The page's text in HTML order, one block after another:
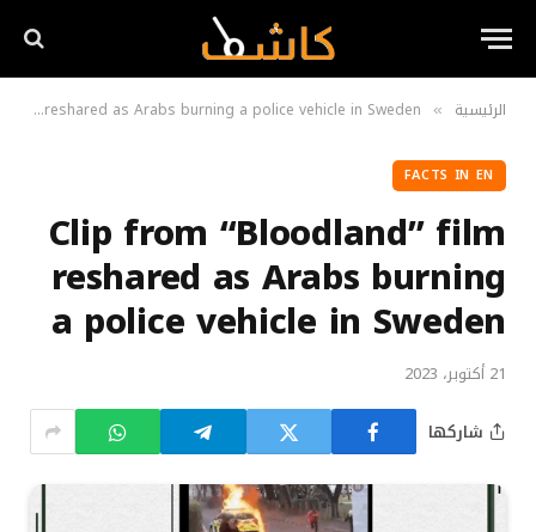
الرئيسية »
Clip from “Bloodland” film reshared as Arabs burning a police vehicle in Sweden
FACTS IN EN
Clip from “Bloodland” film
reshared as Arabs burning
a police vehicle in Sweden
21 أكتوبر، 2023
شاركها